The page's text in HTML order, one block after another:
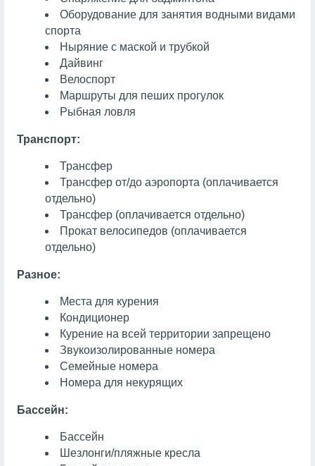
Оборудование для занятия водными видами
спорта
Ныряние с маской и трубкой
Дайвинг
Велоспорт
Маршруты для пеших прогулок
Рыбная ловля
Транспорт:
Трансфер
Трансфер от/до аэропорта (оплачивается
отдельно)
Трансфер (оплачивается отдельно)
Прокат велосипедов (оплачивается
отдельно)
Разное:
Места для курения
Кондиционер
Курение на всей территории запрещено
Звукоизолированные номера
Семейные номера
Номера для некурящих
Бассейн:
Бассейн
Шезлонги/пляжные кресла